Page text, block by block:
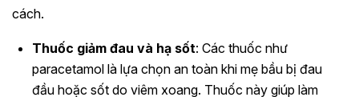
cách.
Thuốc giảm đau và hạ sốt: Các thuốc như
paracetamol là lựa chọn an toàn khi mẹ bầu bị đau
đầu hoặc sốt do viêm xoang. Thuốc này giúp làm